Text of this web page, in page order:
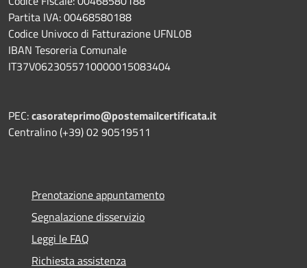
Partita IVA: 00468580188
Codice Univoco di Fatturazione UFNL0B
IBAN Tesoreria Comunale
IT37V0623055710000015083404
PEC:casorateprimo@postemailcertificata.it
Centralino (+39) 02 90519511
Prenotazione appuntamento
Segnalazione disservizio
Leggi le FAQ
Richiesta assistenza